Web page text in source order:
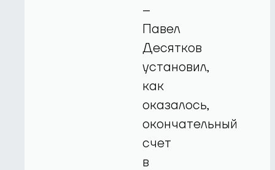
–
Павел
Десятков
установил,
как
оказалось,
окончательный
счет
в